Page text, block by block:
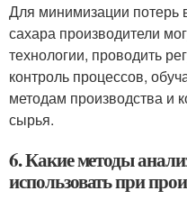
Для минимизации потерь
сахара производители
технологии, проводить
контроль процессов,
методам производства и
сырья.
6. Какие методы
использовать при